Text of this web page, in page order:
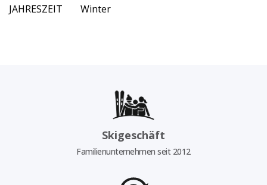
JAHRESZEIT
Winter
Skigeschäft
Familienunternehmen seit 2012